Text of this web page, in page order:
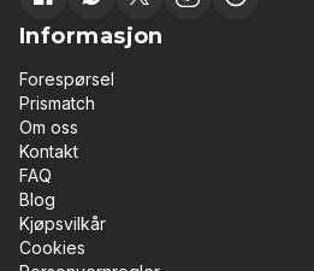
Informasjon
Forespørsel
Prismatch
Om oss
Kontakt
FAQ
Blog
Kjøpsvilkår
Cookies